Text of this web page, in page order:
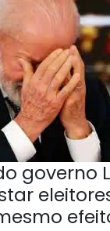
governo